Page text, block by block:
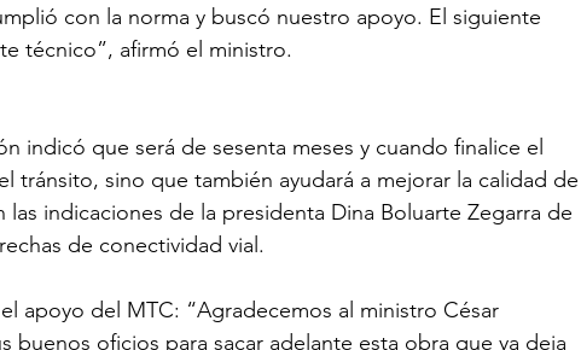
con la norma y buscó nuestro apoyo. El siguiente
técnico”, afirmó el ministro.
indicó que será de sesenta meses y cuando finalice el
tránsito, sino que también ayudará a mejorar la calidad de
las indicaciones de la presidenta Dina Boluarte Zegarra de
de conectividad vial.
apoyo del MTC: “Agradecemos al ministro César
buenos oficios para sacar adelante esta obra que ya deja